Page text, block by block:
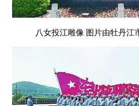
八女投江雕像 图片由牡丹江